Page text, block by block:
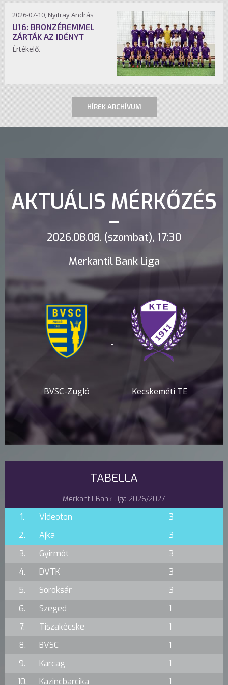
2026-07-10, Nyitray András
U16: BRONZÉREMMEL
ZÁRTÁK AZ IDÉNYT
Értékelő.
HÍREK ARCHÍVUM
AKTUÁLIS MÉRKŐZÉS
2026.08.08. (szombat), 17:30
Merkantil Bank Liga
BVSC-Zugló
-
Kecskeméti TE
TABELLA
Merkantil Bank Liga 2026/2027
1. Videoton
3
2.
Ajka
3
3.
Gyirmót
3
4.
DVTK
3
5.
Soroksár
3
6.
Szeged
1
7.
Tiszakécske
1
8.
BVSC
1
9.
Karcag
1
10.
Kazincbarcika 1